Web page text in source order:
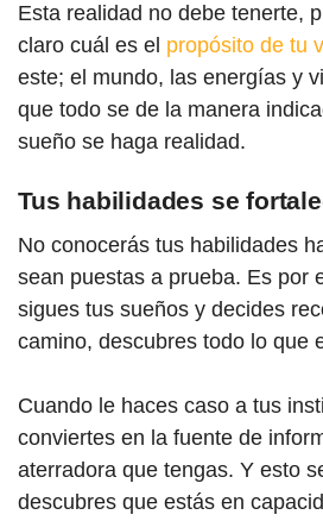
Esta realidad no debe tenerte,
claro cuál es el propósito de tu
este; el mundo, las energías y
que todo se de la manera
sueño se haga realidad.
Tus habilidades se
No conocerás tus habilidades
sean puestas a prueba. Es por
sigues tus sueños y decides
camino, descubres todo lo que
Cuando le haces caso a tus
conviertes en la fuente de
aterradora que tengas. Y esto
descubres que estás en